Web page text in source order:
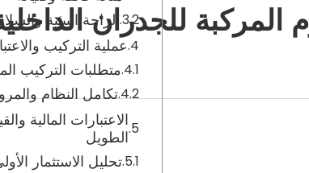
للجدرانالراحة البيئية
عملية التركيب
متطلبات التركيب
تكامل النظام
الاعتبارات المالية
الطويل
تحليل الاستثمار